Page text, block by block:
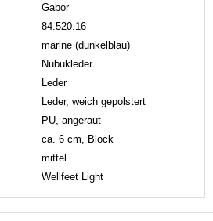
Gabor
84.520.16
marine (dunkelblau)
Nubukleder
Leder
Leder, weich gepolstert
PU, angeraut
ca. 6 cm, Block
mittel
Wellfeet Light